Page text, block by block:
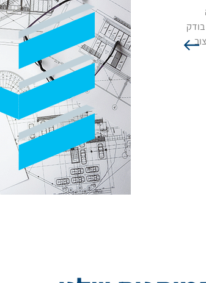
חיפוי קיר לבן הוא הבחירה המושלמת לעיצוב
חלק ומודרני, ומשפר את האסתטיקה הכללית
הופכות אותו לאידיאלי לסביבות רטובות, שכן
היגיינה ומפחית את הסיכון להיווצרות עובש
לניקוי, שזה יתרון משמעותי באזור לח כמו
החזרת אור, מה שגורם לאזור המקלחת
קטנים יותר שבהם מקסום החלל חיוני.